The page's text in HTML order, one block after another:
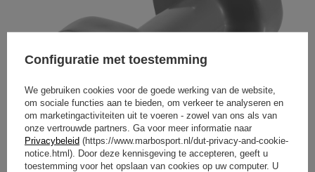
Configuratie met toestemming
We gebruiken cookies voor de goede werking van de website,
om sociale functies aan te bieden, om verkeer te analyseren en
om marketingactiviteiten uit te voeren - zowel van ons als van
onze vertrouwde partners. Ga voor meer informatie naar
Privacybeleid (https://www.marbosport.nl/dut-privacy-and-cookie-
notice.html). Door deze kennisgeving te accepteren, geeft u
toestemming voor het opslaan van cookies op uw computer. U